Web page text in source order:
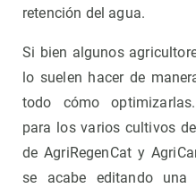
retención del agua.
Si bien algunos
lo suelen hacer de
todo cómo
para los varios cultivos
de AgriRegenCat y
se acabe editando